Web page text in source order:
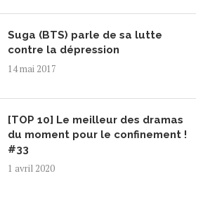
Suga (BTS) parle de sa lutte
contre la dépression
14 mai 2017
[TOP 10] Le meilleur des dramas
du moment pour le confinement !
#33
1 avril 2020